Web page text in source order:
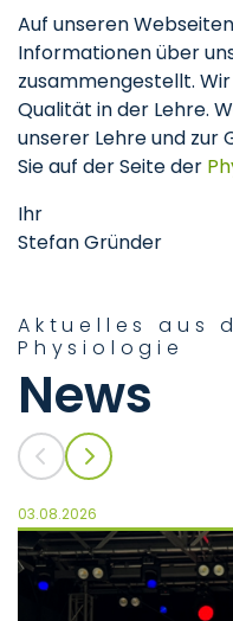
Auf unseren
Informationen über
zusammengestellt.
Qualität in der Lehre.
unserer Lehre und zur
Sie auf der Seite der
Ihr
Stefan Gründer
Aktuelles aus
Physiologie
News
03.08.2026